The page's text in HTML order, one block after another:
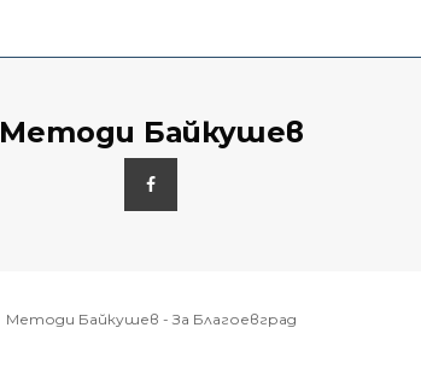
Методи Байкушев
Методи Байкушев - За Благоевград